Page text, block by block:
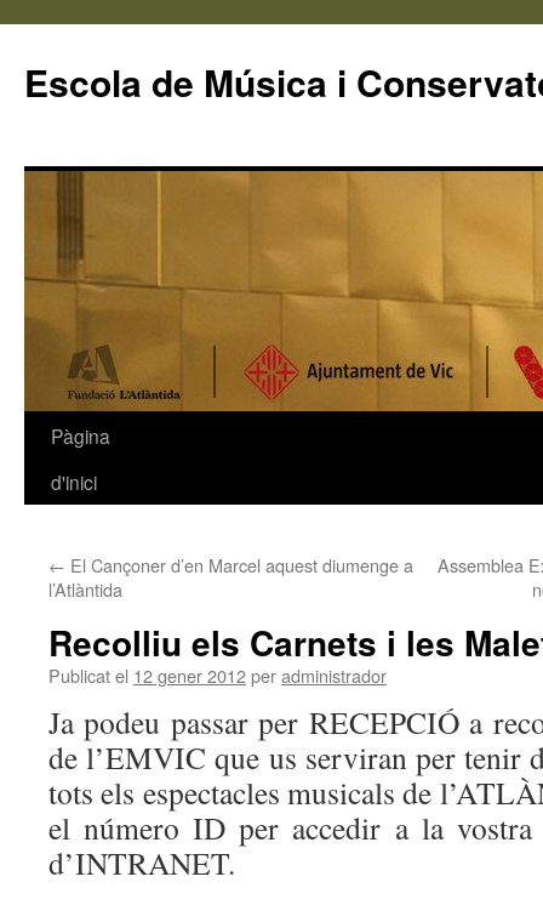
Escola de Música i
Vés
Pàgina
d'inici
← El Cançoner d’en Marcel aquest diumenge a
l’Atlàntida
Assemblea
Recolliu els Carnets i les
Publicat el 12 gener 2012peradministrador
Ja podeu passar per RECEPCIÓ a
de l’EMVIC que us serviran per tenir
tots els espectacles musicals de
el número ID per accedir a la vostra
d’INTRANET.